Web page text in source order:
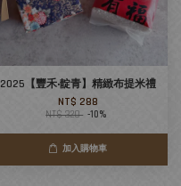
2025【豐禾‧靛青】精緻布提米禮
NT$ 288
NT$ 320 -10%
加入購物車